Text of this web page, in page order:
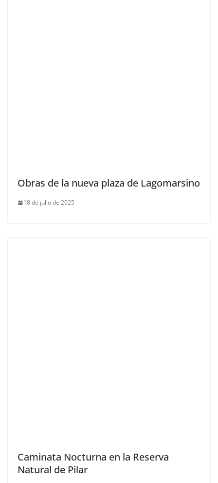
Obras de la nueva plaza de Lagomarsino
18 de julio de 2025
Caminata Nocturna en la Reserva
Natural de Pilar